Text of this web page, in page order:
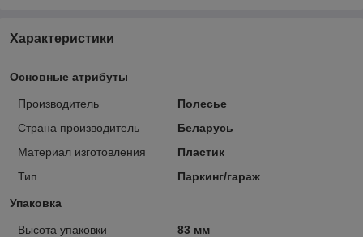
Характеристики
Основные атрибуты
Производитель
Полесье
Страна производитель
Беларусь
Материал изготовления
Пластик
Тип
Паркинг/гараж
Упаковка
Высота упаковки
83 мм